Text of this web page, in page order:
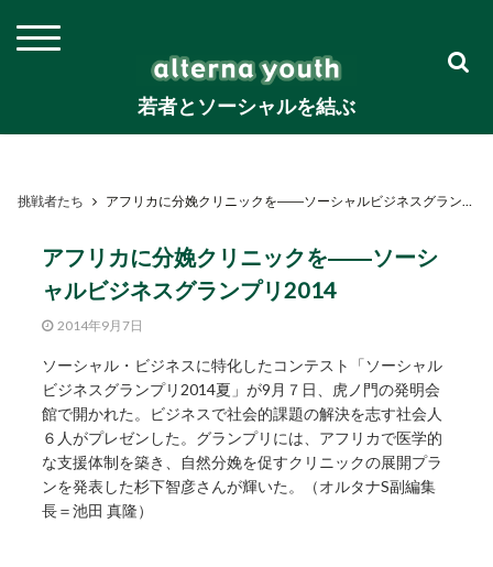
若者とソーシャルを結ぶ
挑戦者たち アフリカに分娩クリニックを――ソーシャルビジネスグランプリ2014
アフリカに分娩クリニックを――ソーシ
ャルビジネスグランプリ2014
2014年9月7日
ソーシャル・ビジネスに特化したコンテスト「ソーシャル
ビジネスグランプリ2014夏」が9月７日、虎ノ門の発明会
館で開かれた。ビジネスで社会的課題の解決を志す社会人
６人がプレゼンした。グランプリには、アフリカで医学的
な支援体制を築き、自然分娩を促すクリニックの展開プラ
ンを発表した杉下智彦さんが輝いた。（オルタナS副編集
長＝池田 真隆）